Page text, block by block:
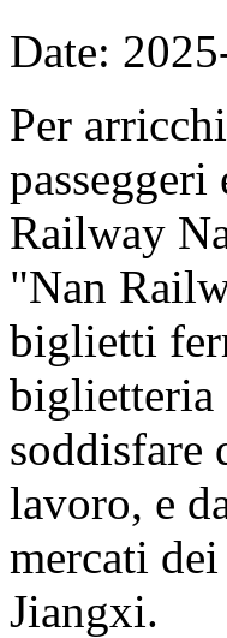
Date:
Per
Railway
"Nan
biglietti
biglietteria
soddisfare
lavoro, e
mercati
Jiangxi.